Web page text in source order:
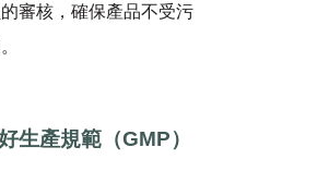
的審核，確保產品不受污
生產規範（GMP）